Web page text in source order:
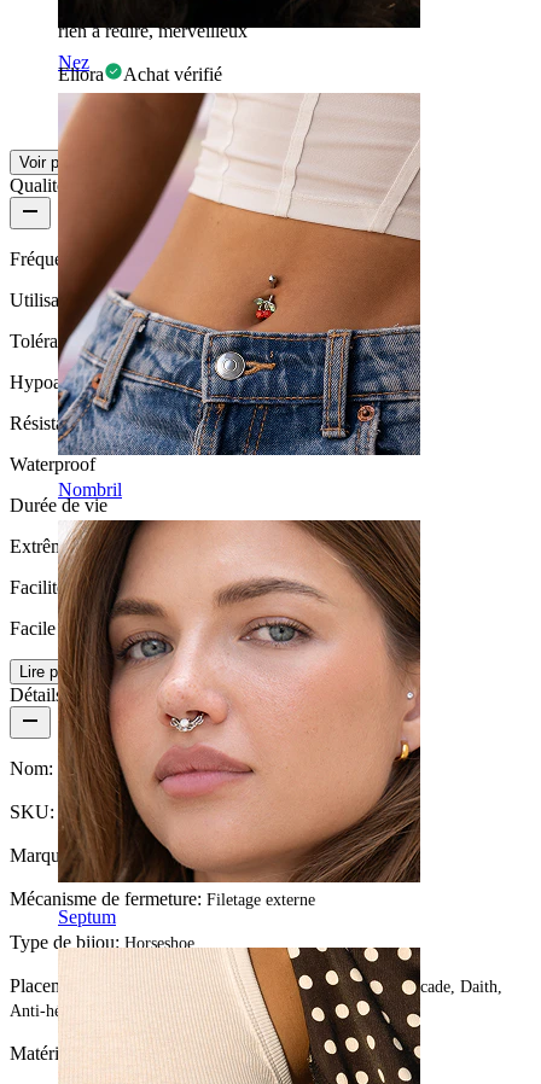
Nez
Nombril
Septum
rien à redire, merveilleux
Eliora Achat vérifié
Traduit par l'IA Voir l'original
Voir plus
Qualité du produit
Fréquence d'utilisation
Utilisation quotidienne
Tolérance
Hypoallergénique
Résistance à l'eau
Waterproof
Durée de vie
Extrêmement durable
Facilité d'utilisation
Facile
Lire plus
Détails du produit
Nom: Fer à cheval en titane avec piques
SKU: Horseshoe-1
Marque: Bodymod Premium
Mécanisme de fermeture: Filetage externe
Type de bijou:Horseshoe
Placement:
Tragus, Snug, Septum, Rook, Téton, Hélix, Arcade, Daith,
Anti-hélix, Lèvre
Matériau: